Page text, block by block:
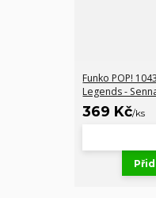
Funko POP!
Legends -
369 Kč/ks